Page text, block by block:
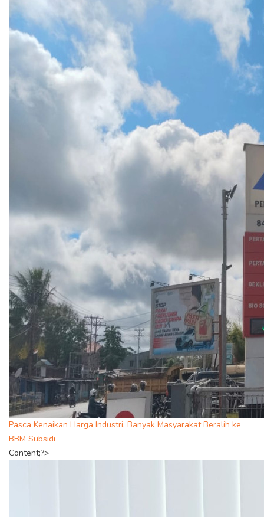
Pasca Kenaikan Harga Industri, Banyak Masyarakat Beralih ke
BBM Subsidi
Content;?>